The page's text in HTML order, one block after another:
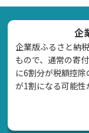
企
企業版ふるさと納
もので、通常の寄
に6割分が税額控
が1割になる可能性